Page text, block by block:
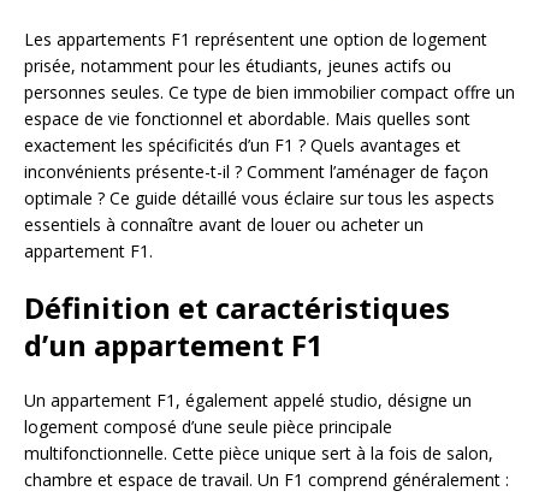
Les appartements F1 représentent une option de logement
prisée, notamment pour les étudiants, jeunes actifs ou
personnes seules. Ce type de bien immobilier compact offre un
espace de vie fonctionnel et abordable. Mais quelles sont
exactement les spécificités d’un F1 ? Quels avantages et
inconvénients présente-t-il ? Comment l’aménager de façon
optimale ? Ce guide détaillé vous éclaire sur tous les aspects
essentiels à connaître avant de louer ou acheter un
appartement F1.
Définition et caractéristiques
d’un appartement F1
Un appartement F1, également appelé studio, désigne un
logement composé d’une seule pièce principale
multifonctionnelle. Cette pièce unique sert à la fois de salon,
chambre et espace de travail. Un F1 comprend généralement :